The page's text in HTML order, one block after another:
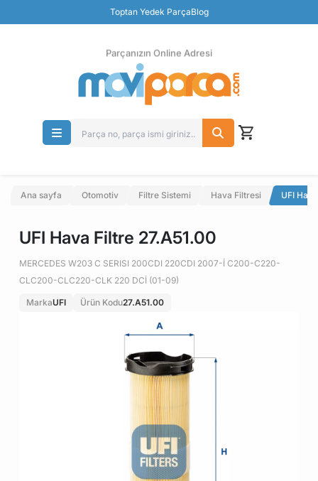
Toptan Yedek ParçaBlog
Ücretsiz İade
Parçanızın Online Adresi
Ana sayfa Otomotiv Filtre Sistemi Hava Filtresi UFI
UFI Hava Filtre 27.A51.00
MERCEDES W203 C SERISI 200CDI 220CDI 2007-İ C200-C220-
CLC200-CLC220-CLK 220 DCİ (01-09)
MarkaUFI Ürün Kodu27.A51.00